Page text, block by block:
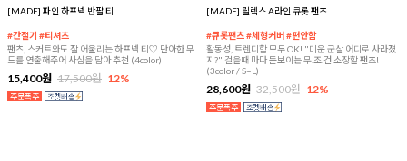
[MADE] 파인 하프넥 반팔 티
#간절기 #티셔츠
팬츠, 스커트와도 잘 어울리는 하프넥 티♡ 단아한 무
드를 연출해주어 사심을 담아 추천 (4color)
15,400원 17,500원 12%
[MADE] 릴렉스 A라인 큐롯 팬츠
#큐롯팬츠 #체형커버 #편안함
활동성, 트렌디함 모두 OK! "미운 군살 어디로 사라졌
지?" 걸을때 마다 돋보이는 무.조.건 소장할 팬츠!
(3color / S~L)
28,600원 32,500원 12%